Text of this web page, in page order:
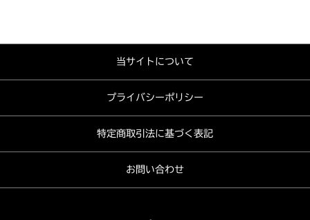
当サイトについて
プライバシーポリシー
特定商取引法に基づく表記
お問い合わせ